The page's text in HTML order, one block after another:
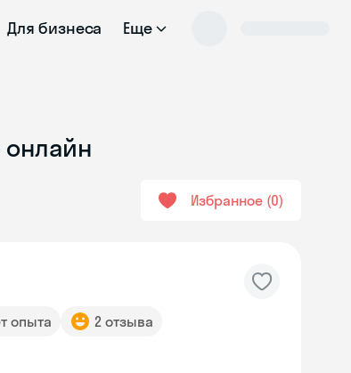
Для бизнеса Еще
онлайн
Избранное 0
опыта 2 отзыва